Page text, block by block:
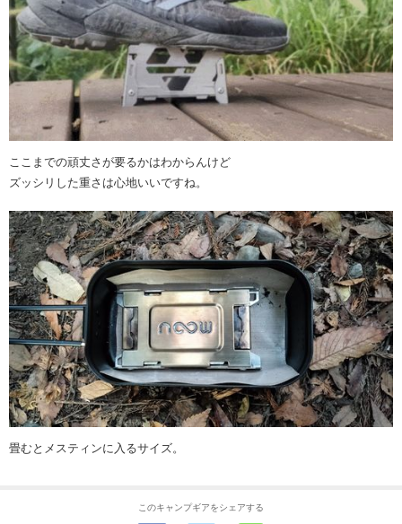
ここまでの頑丈さが要るかはわからんけど
ズッシリした重さは心地いいですね。
畳むとメスティンに入るサイズ。
このキャンプギアをシェアする